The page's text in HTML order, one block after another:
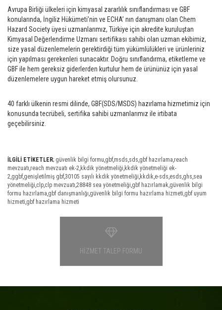
Avrupa Birliği ülkeleri için kimyasal zararlılık sınıflandırması ve GBF
konularında, İngiliz Hükümeti’nin ve ECHA’ nın danışmanı olan Chem
Hazard Society üyesi uzmanlarımız, Türkiye için akredite kuruluştan
Kimyasal Değerlendirme Uzmanı sertifikası sahibi olan uzman ekibimiz,
size yasal düzenlemelerin gerektirdiği tüm yükümlülükleri ve ürünleriniz
için yapılması gerekenleri sunacaktır. Doğru sınıflandırma, etiketleme ve
GBF ile hem gereksiz giderlerden kurtulur hem de ürününüz için yasal
düzenlemelere uygun hareket etmiş olursunuz.
40 farklı ülkenin resmi dilinde, GBF(SDS/MSDS) hazırlama hizmetimiz için
konusunda tecrübeli, sertifika sahibi uzmanlarımız ile irtibata
geçebilirsiniz.
İLGİLİ ETİKETLER; güvenlik bilgi formu,gbf,msds,sds,gbf hazırlama,reach
mevzuatı,reach mevzuatı ek-2,kkdik yönetmeliği,kkdik yönetmeliği ek-
2,ggbf,genişletilmiş gbf,30105 sayılı kkdik yönetmeliği,kkdik,e-sds,esds,ghs,sea
yönetmeliği,clp,clp mevzuatı,28848 sea yönetmeliği,gbf hazırlamak,güvenlik bilgi
formu hazırlama,gbf danışmanlığı,güvenlik bilgi formu hazırlama hizmeti,gbf uyum
hizmeti,gbf hazırlama hizmeti
HİZMET TALEP FORMU